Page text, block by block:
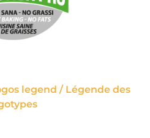
legend / Légende des